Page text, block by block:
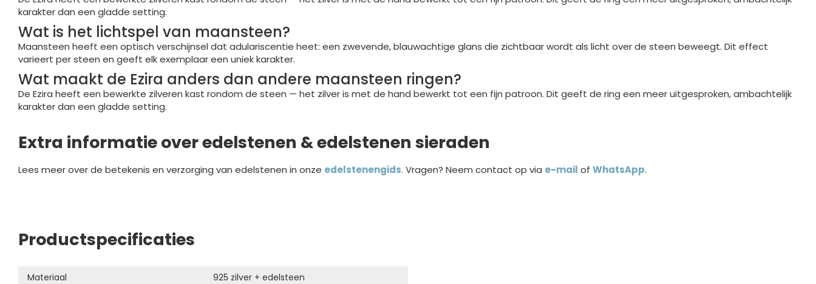
karakter dan een gladde setting.
Wat is het lichtspel van maansteen?
Maansteen heeft een optisch verschijnsel dat adulariscentie heet: een zwevende, blauwachtige glans die zichtbaar wordt als licht over de steen beweegt. Dit effect
varieert per steen en geeft elk exemplaar een uniek karakter.
Wat maakt de Ezira anders dan andere maansteen ringen?
De Ezira heeft een bewerkte zilveren kast rondom de steen — het zilver is met de hand bewerkt tot een fijn patroon. Dit geeft de ring een meer uitgesproken, ambachtelijk
karakter dan een gladde setting.
Extra informatie over edelstenen & edelstenen sieraden
Lees meer over de betekenis en verzorging van edelstenen in onze edelstenengids. Vragen? Neem contact op via e-mail of WhatsApp.
Productspecificaties
Materiaal
925 zilver + edelsteen